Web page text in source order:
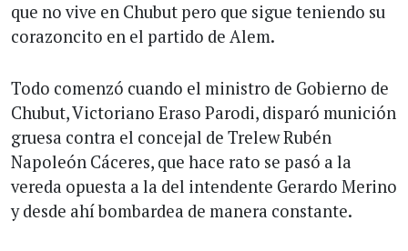
que no vive en Chubut pero que sigue teniendo su
corazoncito en el partido de Alem.
Todo comenzó cuando el ministro de Gobierno de
Chubut, Victoriano Eraso Parodi, disparó munición
gruesa contra el concejal de Trelew Rubén
Napoleón Cáceres, que hace rato se pasó a la
vereda opuesta a la del intendente Gerardo Merino
y desde ahí bombardea de manera constante.